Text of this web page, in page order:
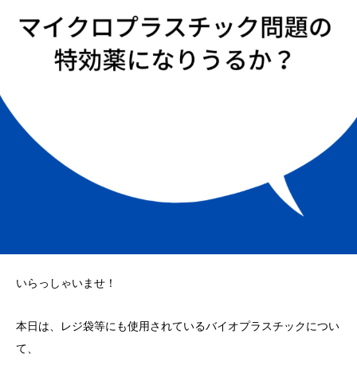
いらっしゃいませ！
本日は、レジ袋等にも使用されているバイオプラスチックについ
て、